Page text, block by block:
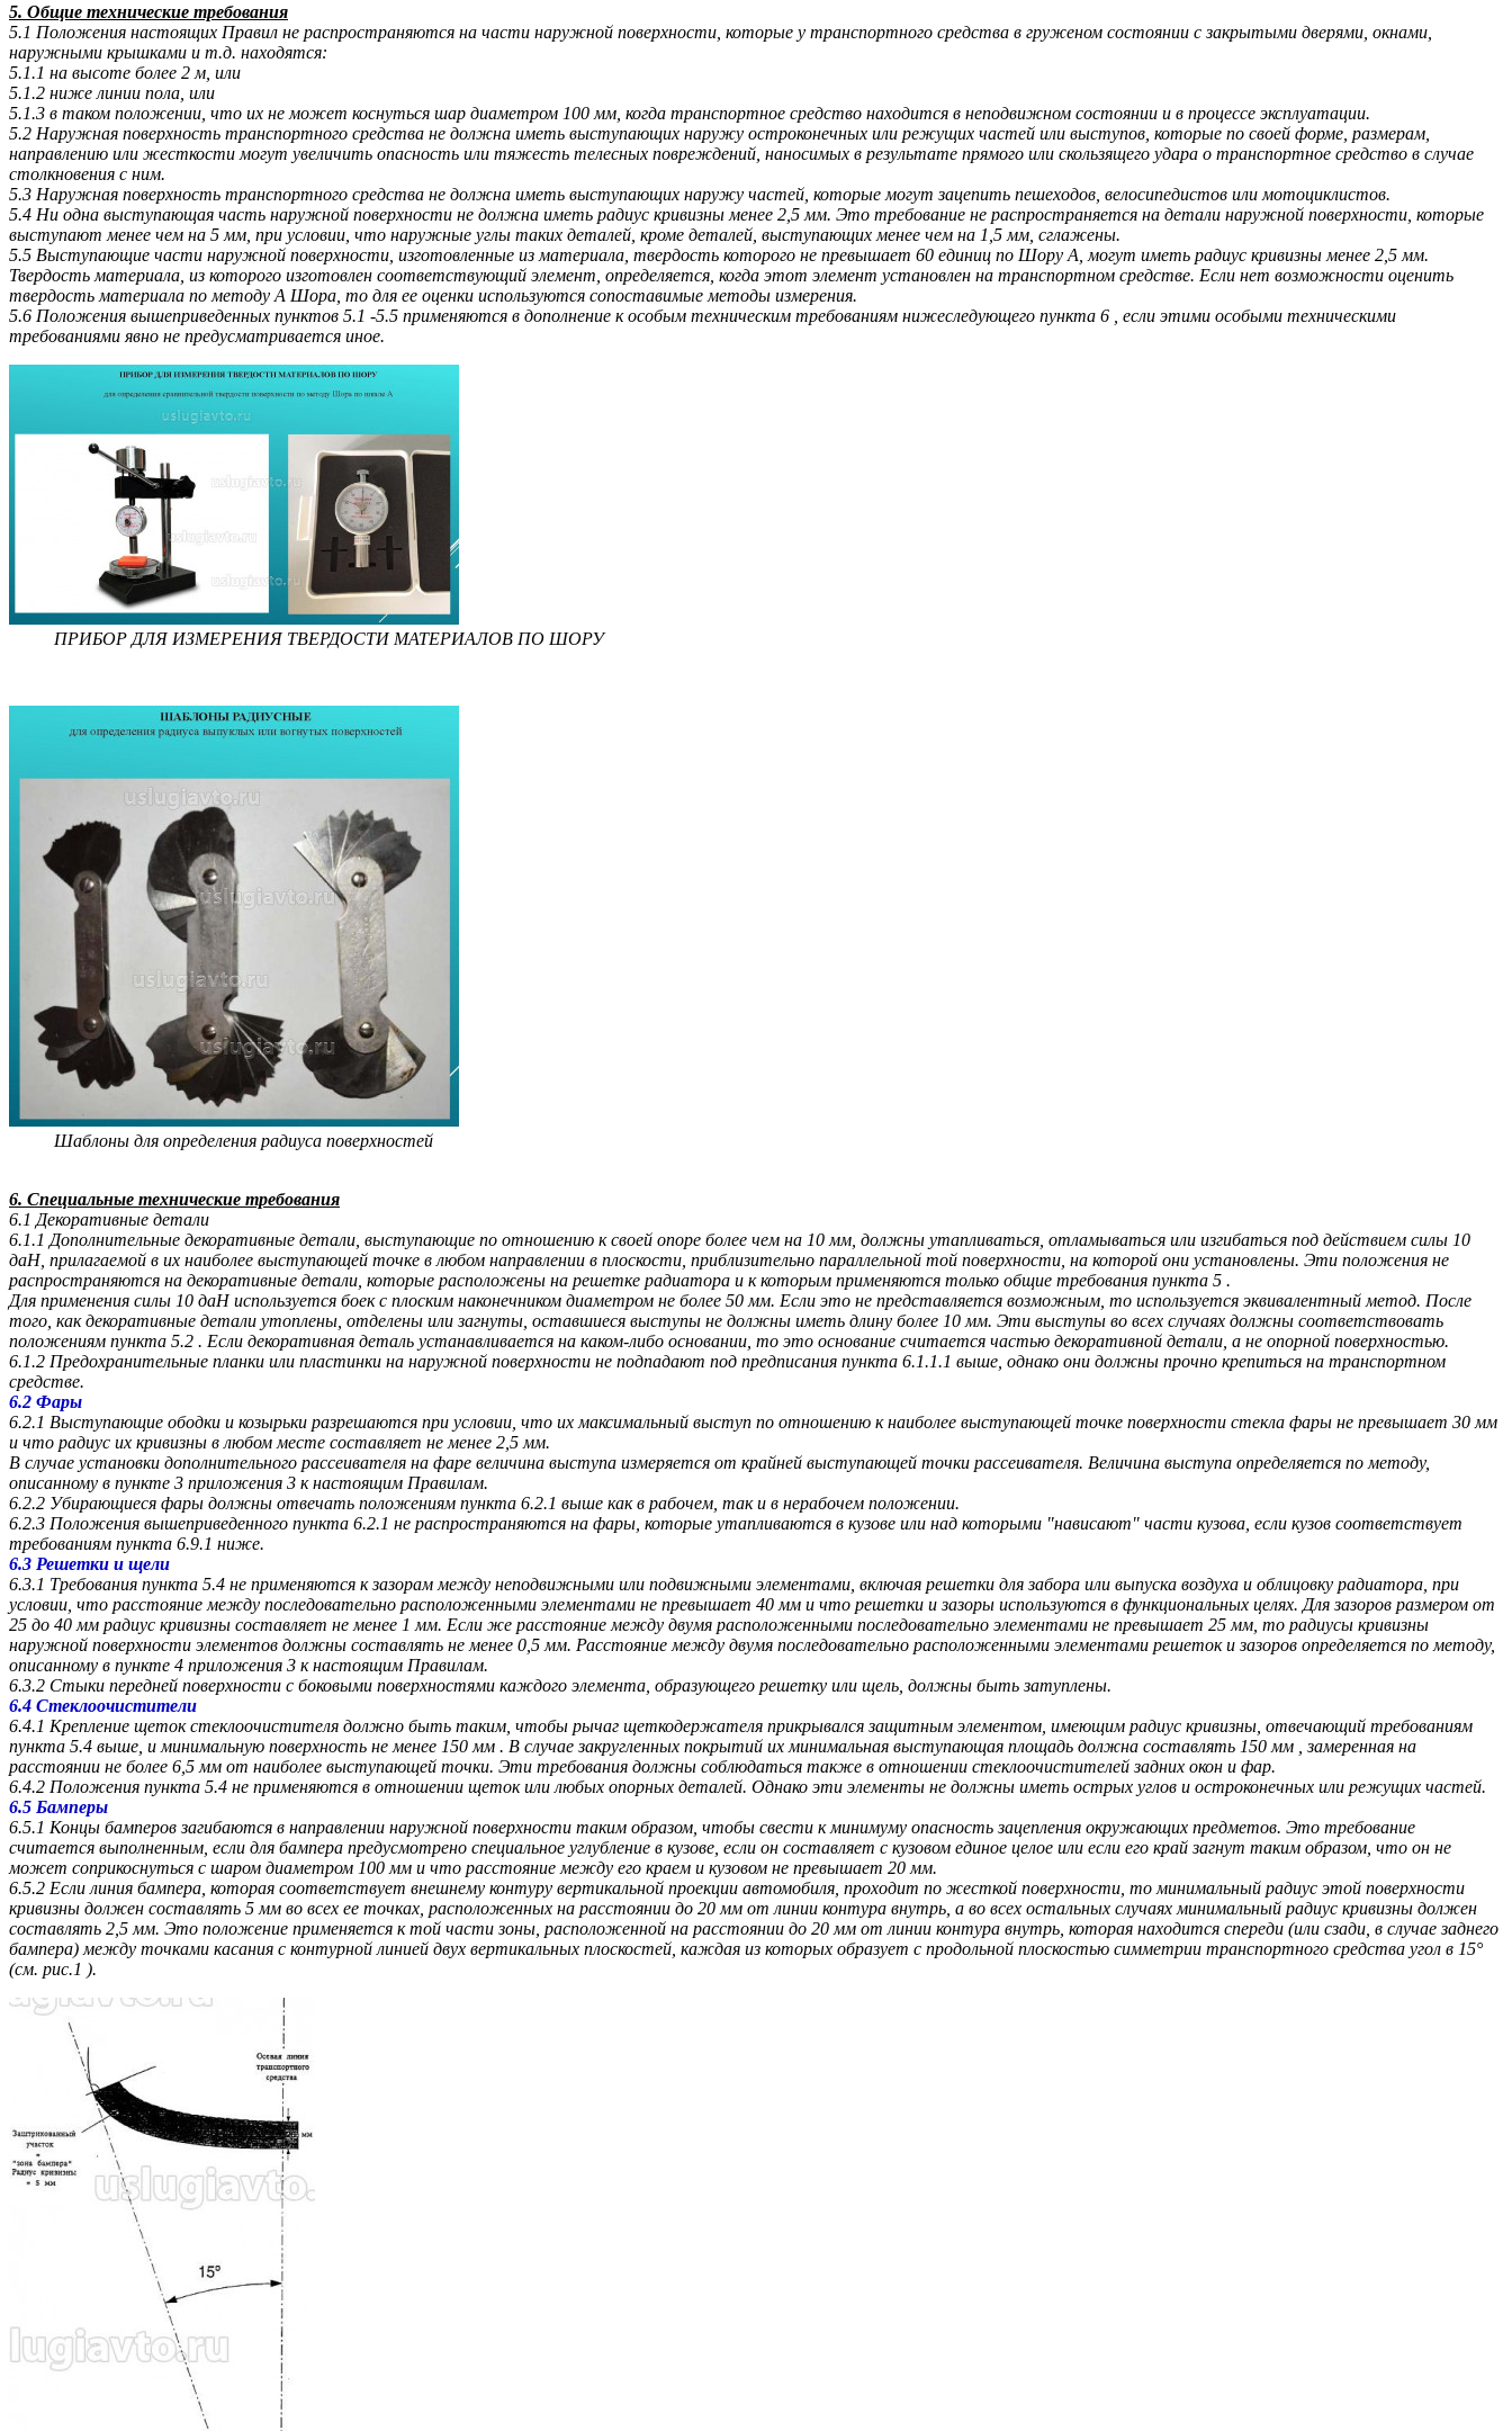
5. Общие технические требования
5.1 Положения настоящих Правил не распространяются на части наружной поверхности, которые у транспортного средства в груженом состоянии с закрытыми дверями, окнами,
наружными крышками и т.д. находятся:
5.1.1 на высоте более 2 м, или
5.1.2 ниже линии пола, или
5.1.3 в таком положении, что их не может коснуться шар диаметром 100 мм, когда транспортное средство находится в неподвижном состоянии и в процессе эксплуатации.
5.2 Наружная поверхность транспортного средства не должна иметь выступающих наружу остроконечных или режущих частей или выступов, которые по своей форме, размерам,
направлению или жесткости могут увеличить опасность или тяжесть телесных повреждений, наносимых в результате прямого или скользящего удара о транспортное средство в случае
столкновения с ним.
5.3 Наружная поверхность транспортного средства не должна иметь выступающих наружу частей, которые могут зацепить пешеходов, велосипедистов или мотоциклистов.
5.4 Ни одна выступающая часть наружной поверхности не должна иметь радиус кривизны менее 2,5 мм. Это требование не распространяется на детали наружной поверхности, которые
выступают менее чем на 5 мм, при условии, что наружные углы таких деталей, кроме деталей, выступающих менее чем на 1,5 мм, сглажены.
5.5 Выступающие части наружной поверхности, изготовленные из материала, твердость которого не превышает 60 единиц по Шору А, могут иметь радиус кривизны менее 2,5 мм.
Твердость материала, из которого изготовлен соответствующий элемент, определяется, когда этот элемент установлен на транспортном средстве. Если нет возможности оценить
твердость материала по методу А Шора, то для ее оценки используются сопоставимые методы измерения.
5.6 Положения вышеприведенных пунктов 5.1 -5.5 применяются в дополнение к особым техническим требованиям нижеследующего пункта 6 , если этими особыми техническими
требованиями явно не предусматривается иное.
ПРИБОР ДЛЯ ИЗМЕРЕНИЯ ТВЕРДОСТИ МАТЕРИАЛОВ ПО ШОРУ
Шаблоны для определения радиуса поверхностей
6. Специальные технические требования
6.1 Декоративные детали
6.1.1 Дополнительные декоративные детали, выступающие по отношению к своей опоре более чем на 10 мм, должны утапливаться, отламываться или изгибаться под действием силы 10
даН, прилагаемой в их наиболее выступающей точке в любом направлении в плоскости, приблизительно параллельной той поверхности, на которой они установлены. Эти положения не
распространяются на декоративные детали, которые расположены на решетке радиатора и к которым применяются только общие требования пункта 5 .
Для применения силы 10 даН используется боек с плоским наконечником диаметром не более 50 мм. Если это не представляется возможным, то используется эквивалентный метод. После
того, как декоративные детали утоплены, отделены или загнуты, оставшиеся выступы не должны иметь длину более 10 мм. Эти выступы во всех случаях должны соответствовать
положениям пункта 5.2 . Если декоративная деталь устанавливается на каком-либо основании, то это основание считается частью декоративной детали, а не опорной поверхностью.
6.1.2 Предохранительные планки или пластинки на наружной поверхности не подпадают под предписания пункта 6.1.1.1 выше, однако они должны прочно крепиться на транспортном
средстве.
6.2 Фары
6.2.1 Выступающие ободки и козырьки разрешаются при условии, что их максимальный выступ по отношению к наиболее выступающей точке поверхности стекла фары не превышает 30 мм
и что радиус их кривизны в любом месте составляет не менее 2,5 мм.
В случае установки дополнительного рассеивателя на фаре величина выступа измеряется от крайней выступающей точки рассеивателя. Величина выступа определяется по методу,
описанному в пункте 3 приложения 3 к настоящим Правилам.
6.2.2 Убирающиеся фары должны отвечать положениям пункта 6.2.1 выше как в рабочем, так и в нерабочем положении.
6.2.3 Положения вышеприведенного пункта 6.2.1 не распространяются на фары, которые утапливаются в кузове или над которыми "нависают" части кузова, если кузов соответствует
требованиям пункта 6.9.1 ниже.
6.3 Решетки и щели
6.3.1 Требования пункта 5.4 не применяются к зазорам между неподвижными или подвижными элементами, включая решетки для забора или выпуска воздуха и облицовку радиатора, при
условии, что расстояние между последовательно расположенными элементами не превышает 40 мм и что решетки и зазоры используются в функциональных целях. Для зазоров размером от
25 до 40 мм радиус кривизны составляет не менее 1 мм. Если же расстояние между двумя расположенными последовательно элементами не превышает 25 мм, то радиусы кривизны
наружной поверхности элементов должны составлять не менее 0,5 мм. Расстояние между двумя последовательно расположенными элементами решеток и зазоров определяется по методу,
описанному в пункте 4 приложения 3 к настоящим Правилам.
6.3.2 Стыки передней поверхности с боковыми поверхностями каждого элемента, образующего решетку или щель, должны быть затуплены.
6.4 Стеклоочистители
6.4.1 Крепление щеток стеклоочистителя должно быть таким, чтобы рычаг щеткодержателя прикрывался защитным элементом, имеющим радиус кривизны, отвечающий требованиям
пункта 5.4 выше, и минимальную поверхность не менее 150 мм . В случае закругленных покрытий их минимальная выступающая площадь должна составлять 150 мм , замеренная на
расстоянии не более 6,5 мм от наиболее выступающей точки. Эти требования должны соблюдаться также в отношении стеклоочистителей задних окон и фар.
6.4.2 Положения пункта 5.4 не применяются в отношении щеток или любых опорных деталей. Однако эти элементы не должны иметь острых углов и остроконечных или режущих частей.
6.5 Бамперы
6.5.1 Концы бамперов загибаются в направлении наружной поверхности таким образом, чтобы свести к минимуму опасность зацепления окружающих предметов. Это требование
считается выполненным, если для бампера предусмотрено специальное углубление в кузове, если он составляет с кузовом единое целое или если его край загнут таким образом, что он не
может соприкоснуться с шаром диаметром 100 мм и что расстояние между его краем и кузовом не превышает 20 мм.
6.5.2 Если линия бампера, которая соответствует внешнему контуру вертикальной проекции автомобиля, проходит по жесткой поверхности, то минимальный радиус этой поверхности
кривизны должен составлять 5 мм во всех ее точках, расположенных на расстоянии до 20 мм от линии контура внутрь, а во всех остальных случаях минимальный радиус кривизны должен
составлять 2,5 мм. Это положение применяется к той части зоны, расположенной на расстоянии до 20 мм от линии контура внутрь, которая находится спереди (или сзади, в случае заднего
бампера) между точками касания с контурной линией двух вертикальных плоскостей, каждая из которых образует с продольной плоскостью симметрии транспортного средства угол в 15°
(см. рис.1 ).